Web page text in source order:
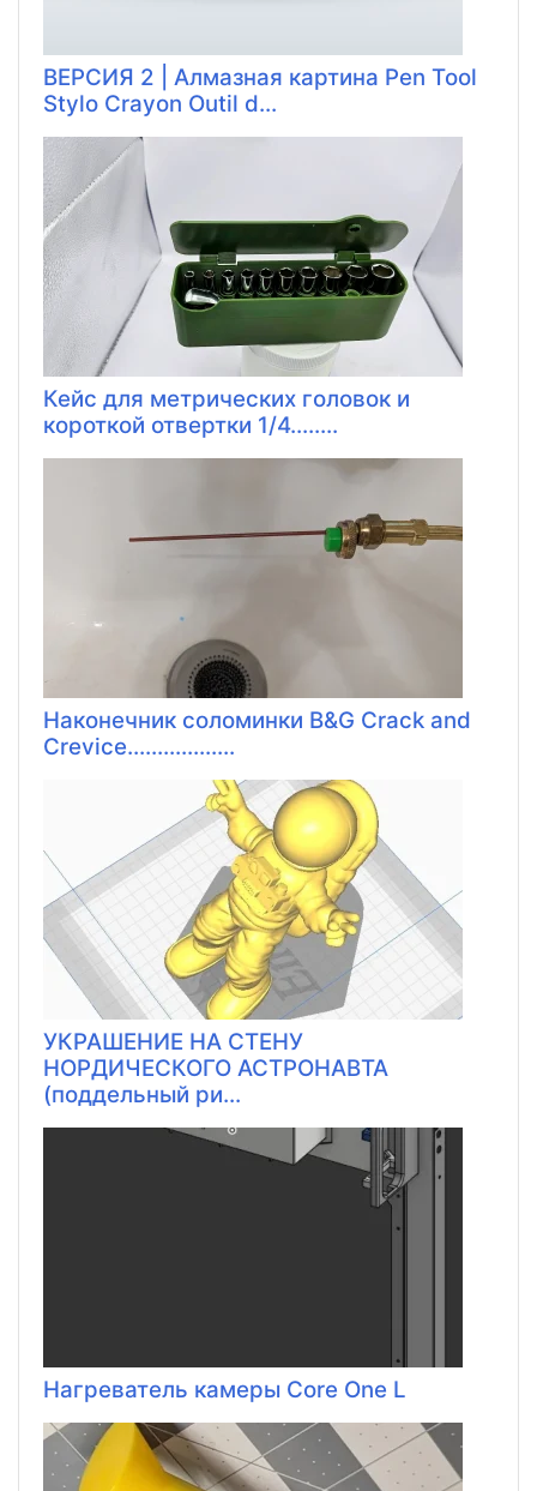
ВЕРСИЯ 2 | Алмазная картина Pen Tool
Stylo Crayon Outil d...
Кейс для метрических головок и
короткой отвертки 1/4........
Наконечник соломинки B&G Crack and
Crevice..................
УКРАШЕНИЕ НА СТЕНУ
НОРДИЧЕСКОГО АСТРОНАВТА
(поддельный ри...
Нагреватель камеры Core One L